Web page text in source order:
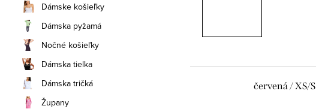
Dámske košieľky
Dámska pyžamá
Nočné košieľky
Dámska tielka
Dámska tričká
Župany
červená / XS/S